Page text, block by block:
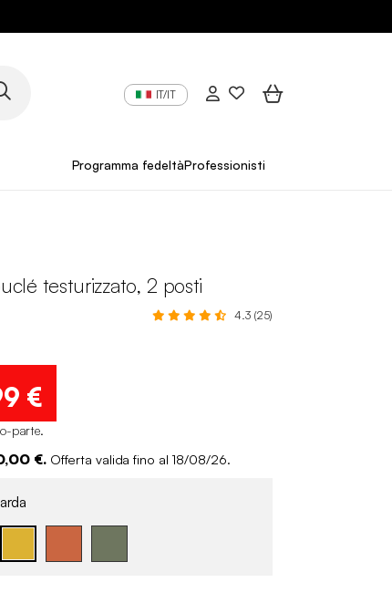
IT/IT
Programma fedeltàProfessionisti
testurizzato, 2 posti
4.3 (25)
€
parte.
€. Offerta valida fino al 18/08/26.